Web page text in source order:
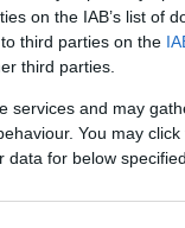
on the IAB’s list of
third parties on the
third parties.
services and may
You may
data for below
νομικά μέτρα. Ο
οποία εκφράζουν